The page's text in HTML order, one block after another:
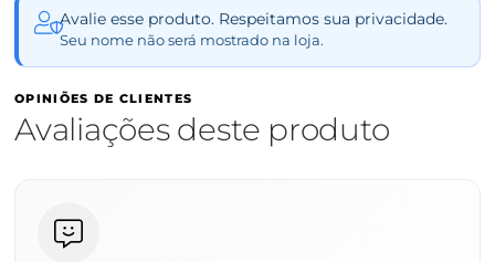
Avalie esse produto. Respeitamos sua privacidade.
Seu nome não será mostrado na loja.
OPINIÕES DE CLIENTES
Avaliações deste produto